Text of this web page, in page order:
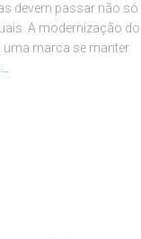
devem passar não só
A modernização do
uma marca se manter